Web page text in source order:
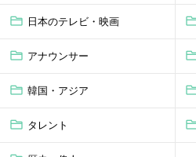
日本のテレビ・映画
アナウンサー
韓国・アジア
タレント